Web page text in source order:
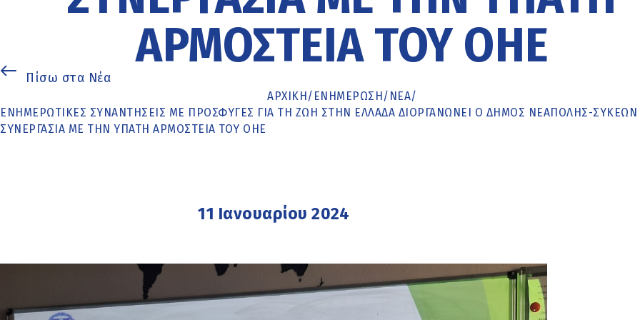
ΑΡΜΟΣΤΕΊΑ ΤΟΥ ΟΗΕ
Πίσω στα Νέα
ΑΡΧΙΚΉ/ ΕΝΗΜΈΡΩΣΗ/ ΝΕΑ/
ΕΝΗΜΕΡΩΤΙΚΈΣ ΣΥΝΑΝΤΉΣΕΙΣ ΜΕ ΠΡΌΣΦΥΓΕΣ ΓΙΑ ΤΗ ΖΩΉ ΣΤΗΝ ΕΛΛΆΔΑ ΔΙΟΡΓΑΝΏΝΕΙ Ο ΔΉΜΟΣ ΝΕΆΠΟΛΗΣ-ΣΥΚΕΏΝ
ΣΥΝΕΡΓΑΣΊΑ ΜΕ ΤΗΝ ΎΠΑΤΗ ΑΡΜΟΣΤΕΊΑ ΤΟΥ ΟΗΕ
11 Ιανουαρίου 2024